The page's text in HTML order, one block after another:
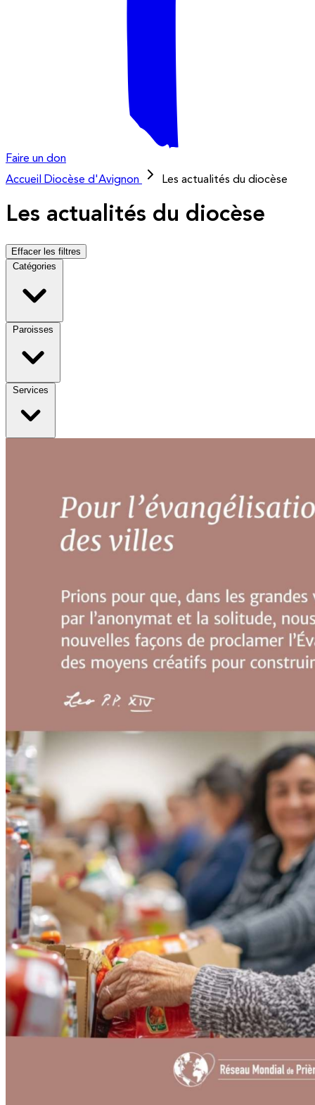
Faire un don
Accueil
Diocèse d'Avignon Les actualités du diocèse
Les actualités du diocèse
Effacer les filtres
Catégories
Paroisses
Services